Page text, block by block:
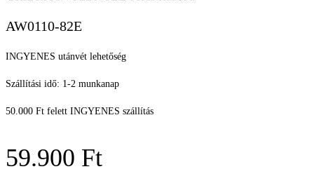
AW0110-82E
INGYENES utánvét lehetőség
Szállítási idő: 1-2 munkanap
50.000 Ft felett INGYENES szállítás
59.900 Ft